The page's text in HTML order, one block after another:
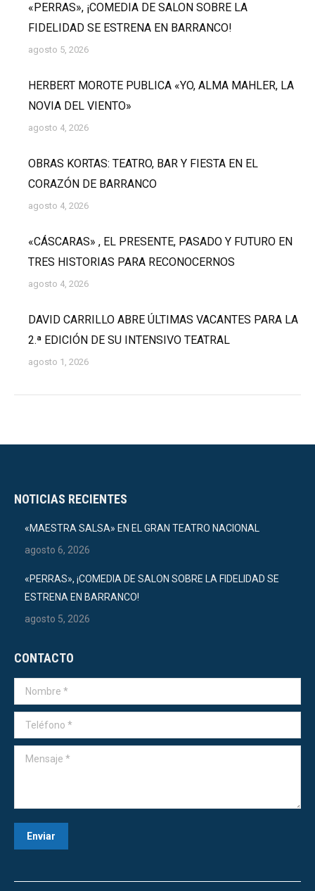
«PERRAS», ¡COMEDIA DE SALON SOBRE LA
FIDELIDAD SE ESTRENA EN BARRANCO!
agosto 5, 2026
HERBERT MOROTE PUBLICA «YO, ALMA MAHLER, LA
NOVIA DEL VIENTO»
agosto 4, 2026
OBRAS KORTAS: TEATRO, BAR Y FIESTA EN EL
CORAZÓN DE BARRANCO
agosto 4, 2026
«CÁSCARAS» , EL PRESENTE, PASADO Y FUTURO EN
TRES HISTORIAS PARA RECONOCERNOS
agosto 4, 2026
DAVID CARRILLO ABRE ÚLTIMAS VACANTES PARA LA
2.ª EDICIÓN DE SU INTENSIVO TEATRAL
agosto 1, 2026
NOTICIAS RECIENTES
«MAESTRA SALSA» EN EL GRAN TEATRO NACIONAL
agosto 6, 2026
«PERRAS», ¡COMEDIA DE SALON SOBRE LA FIDELIDAD SE
ESTRENA EN BARRANCO!
agosto 5, 2026
CONTACTO
Nombre *
Teléfono *
Mensaje *
Enviar